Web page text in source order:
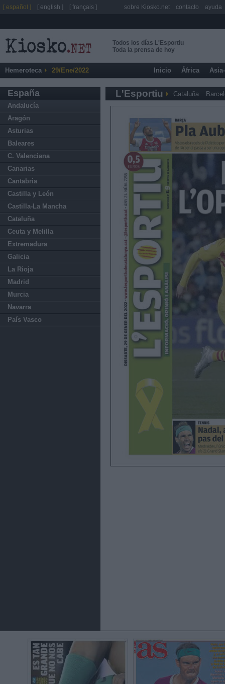
Todos los días L'Esportiu
Toda la prensa de hoy
Hemeroteca 29/Ene/2022 Inicio África
España
Andalucía
Aragón
Asturias
Baleares
C. Valenciana
Canarias
Cantabria
Castilla y León
Castilla-La Mancha
Cataluña
Ceuta y Melilla
Extremadura
Galicia
La Rioja
Madrid
Murcia
Navarra
País Vasco
L'Esportiu Cataluña
[ español ] [ english ] [ français ] sobre Kiosko.net contacto ayuda